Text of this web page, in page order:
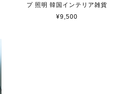
プ 照明 韓国インテリア雑貨
¥9,500